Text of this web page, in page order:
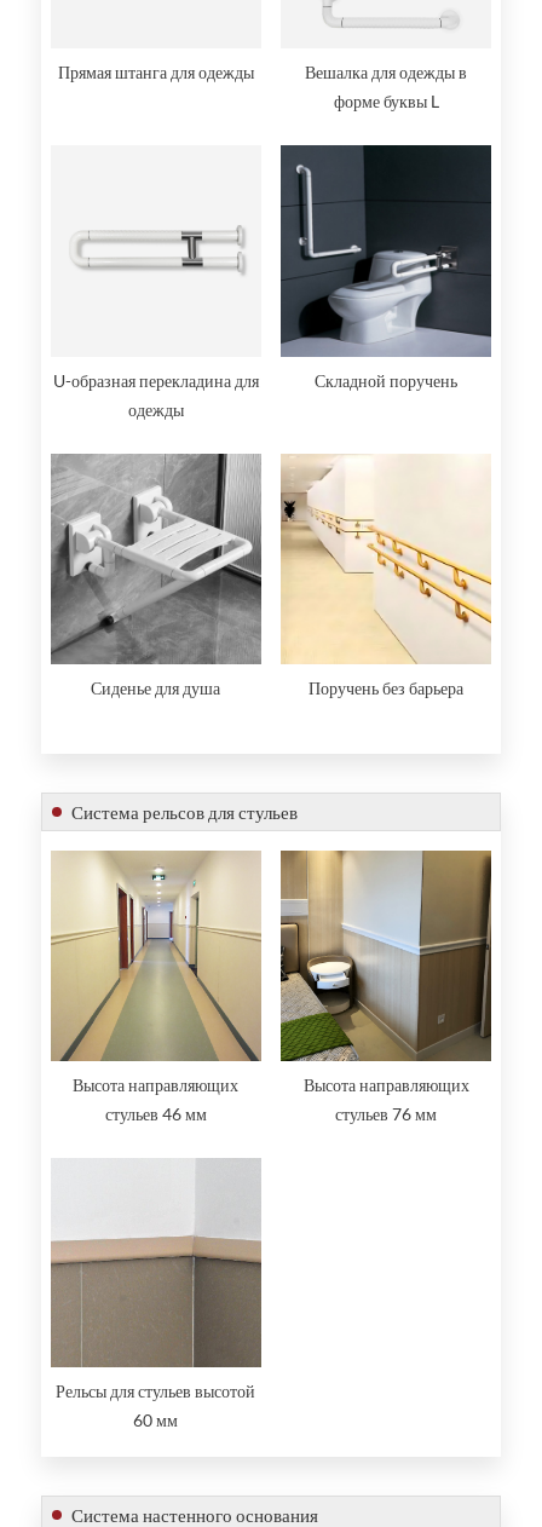
Прямая штанга для одежды
Вешалка для одежды в
форме буквы L
U-образная перекладина для
одежды
Складной поручень
Сиденье для душа Поручень без барьера
Система рельсов для стульев
Высота направляющих
стульев 46 мм
Высота направляющих
стульев 76 мм
Рельсы для стульев высотой
60 мм
Система настенного основания